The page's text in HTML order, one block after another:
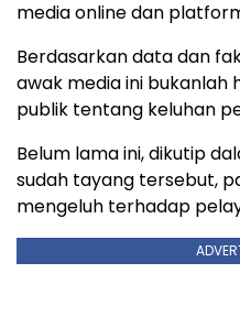
media online dan
Berdasarkan data dan
awak media ini bukanlah
publik tentang keluhan
Belum lama ini, dikutip
sudah tayang tersebut,
mengeluh terhadap